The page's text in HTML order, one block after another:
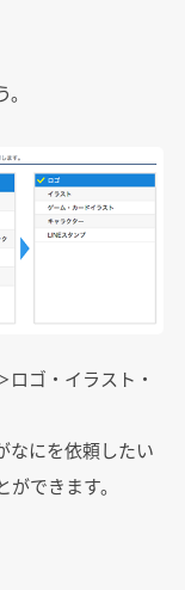
ゴ・イラスト・
なにを依頼したい
できます。